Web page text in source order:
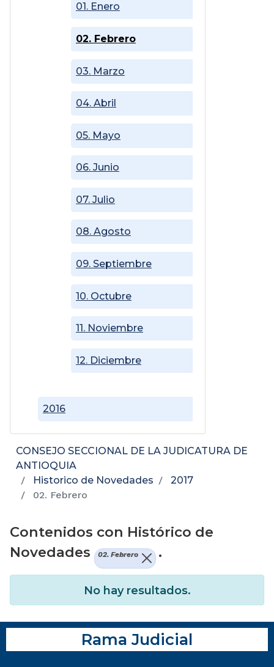
2016
01. Enero
02. Febrero
03. Marzo
04. Abril
05. Mayo
06. Junio
07. Julio
08. Agosto
09. Septiembre
10. Octubre
11. Noviembre
12. Diciembre
CONSEJO SECCIONAL DE LA JUDICATURA DE
ANTIOQUIA
Historico de Novedades
2017
02. Febrero
Contenidos con Histórico de
Novedades
02. Febrero .
No hay resultados.
Rama Judicial